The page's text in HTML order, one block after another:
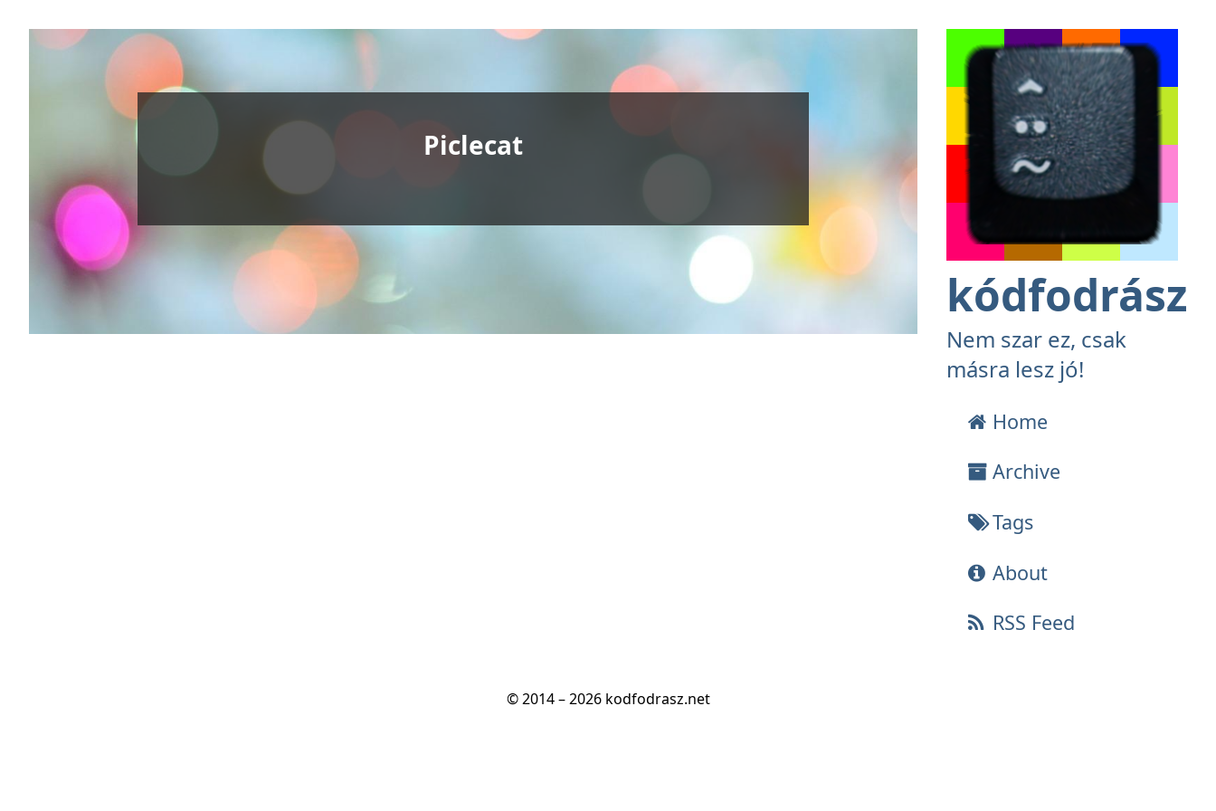
kódfodrász
Nem szar ez, csak
másra lesz jó!
Home
Archive
Tags
About
RSS Feed
Piclecat
© 2014 – 2026 kodfodrasz.net